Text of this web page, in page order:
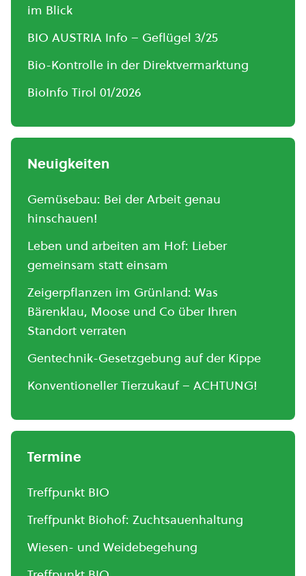
im Blick
BIO AUSTRIA Info – Geflügel 3/25
Bio-Kontrolle in der Direktvermarktung
BioInfo Tirol 01/2026
Neuigkeiten
Gemüsebau: Bei der Arbeit genau
hinschauen!
Leben und arbeiten am Hof: Lieber
gemeinsam statt einsam
Zeigerpflanzen im Grünland: Was
Bärenklau, Moose und Co über Ihren
Standort verraten
Gentechnik-Gesetzgebung auf der Kippe
Konventioneller Tierzukauf – ACHTUNG!
Termine
Treffpunkt BIO
Treffpunkt Biohof: Zuchtsauenhaltung
Wiesen- und Weidebegehung